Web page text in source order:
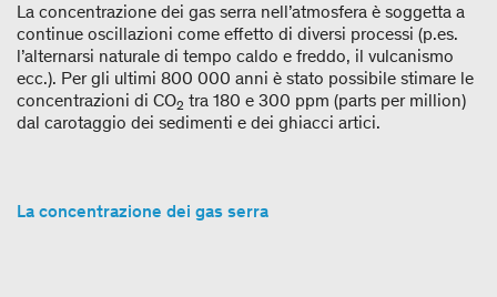
La concentrazione dei gas serra nell’atmosfera è soggetta a
continue oscillazioni come effetto di diversi processi (p.es.
l’alternarsi naturale di tempo caldo e freddo, il vulcanismo
ecc.). Per gli ultimi 800 000 anni è stato possibile stimare le
concentrazioni di CO2 tra 180 e 300 ppm (parts per million)
dal carotaggio dei sedimenti e dei ghiacci artici.
La concentrazione dei gas serra